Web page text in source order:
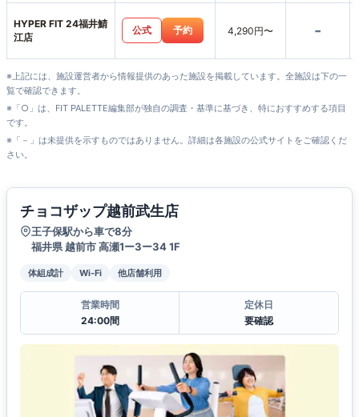
HYPER FIT 24福井鯖
江店
公式 予約 4,290円〜 -
※上記には、施設運営者から情報提供のあった施設を掲載しています。全施設は下の一
覧で確認できます。
※「○」は、FIT PALETTE編集部が独自の調査・基準に基づき、特におすすめする項目
です。
※「－」は未提供を示すものではありません。詳細は各施設の公式サイトをご確認くだ
さい。
チョコザップ越前武生店
王子保駅から車で8分
福井県 越前市 高瀬1ー3ー34 1F
体組成計 Wi-Fi 他店舗利用
営業時間
24:00間
定休日
要確認